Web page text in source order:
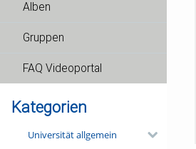
Alben
Gruppen
FAQ Videoportal
Kategorien
Universität allgemein